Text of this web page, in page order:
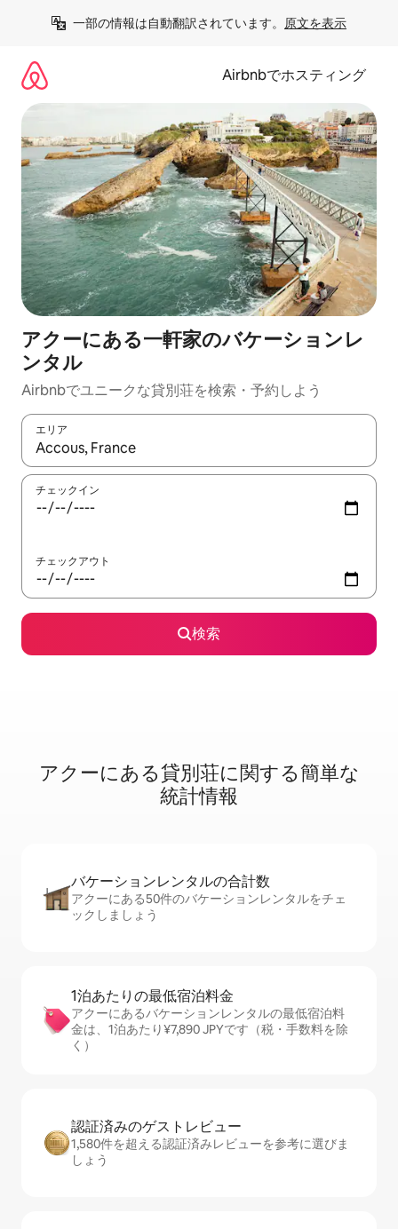
一部の情報は自動翻訳されています。 原文を表示
Airbnbでホスティング
アクーにある一軒家のバケーションレ
ンタル
Airbnbでユニークな貸別荘を検索・予約しよう
エリア
検索結果が表示されたら、上下の矢印キーを使って移動するか
チェックイン
チェックアウト
検索
アクーに⁠あ⁠る貸⁠別⁠荘⁠に関⁠す⁠る簡⁠単⁠な
統⁠計⁠情⁠報
バケーションレ⁠ン⁠タ⁠ル⁠の合⁠計⁠数
アクーにある50件のバケーションレンタルをチェ
ックしましょう
1泊あたりの最⁠低⁠宿⁠泊⁠料⁠金
アクーにあるバケーションレンタルの最低宿泊料
金は、1泊あたり¥7,890 JPYです（税・手数料を除
く）
認証済みのゲ⁠ス⁠ト⁠レ⁠ビ⁠ュ⁠ー
1,580件を超える認証済みレビューを参考に選びま
しょう